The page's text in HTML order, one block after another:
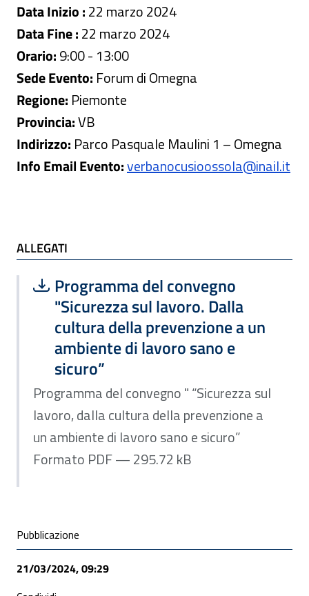
Data Inizio :22 marzo 2024
Data Fine :22 marzo 2024
Orario:9:00 - 13:00
Sede Evento: Forum di Omegna
Regione: Piemonte
Provincia:VB
Indirizzo: Parco Pasquale Maulini 1 – Omegna
Info Email Evento:verbanocusioossola@inail.it
ALLEGATI
ALLEGATI
Scarica file:
Programma del convegno
"Sicurezza sul lavoro. Dalla
cultura della prevenzione a un
ambiente di lavoro sano e
sicuro”
Formato PDF — Dimensione 295.72 kB
Programma del convegno " “Sicurezza sul
lavoro, dalla cultura della prevenzione a
un ambiente di lavoro sano e sicuro”
Formato PDF — 295.72 kB
Condivisione social
Pubblicazione
21/03/2024, 09:29